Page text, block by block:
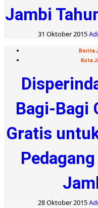
Jambi
31 Oktober 2015
Berita
Kota
Bagi-Bagi
Gratis
28 Oktober 2015